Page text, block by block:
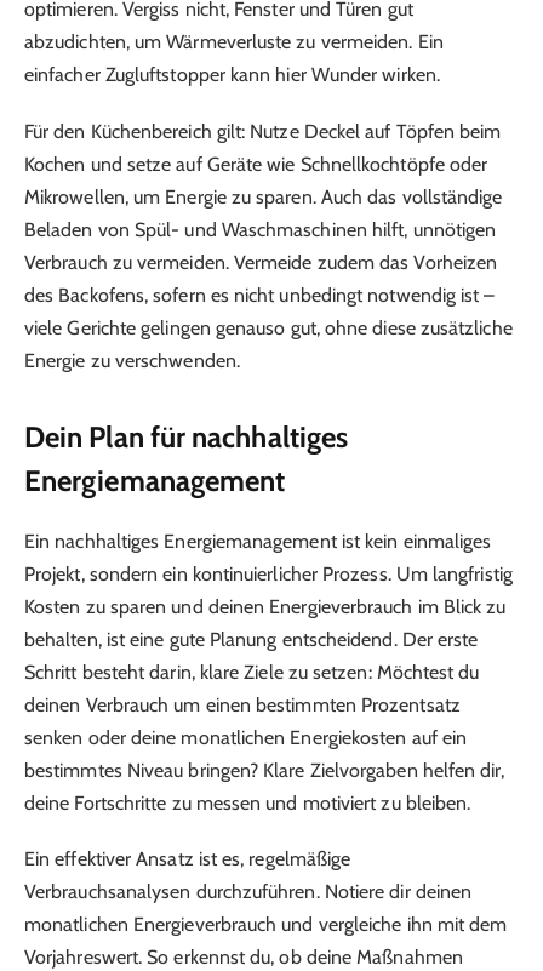
optimieren. Vergiss nicht, Fenster und Türen gut
abzudichten, um Wärmeverluste zu vermeiden. Ein
einfacher Zugluftstopper kann hier Wunder wirken.
Für den Küchenbereich gilt: Nutze Deckel auf Töpfen beim
Kochen und setze auf Geräte wie Schnellkochtöpfe oder
Mikrowellen, um Energie zu sparen. Auch das vollständige
Beladen von Spül- und Waschmaschinen hilft, unnötigen
Verbrauch zu vermeiden. Vermeide zudem das Vorheizen
des Backofens, sofern es nicht unbedingt notwendig ist –
viele Gerichte gelingen genauso gut, ohne diese zusätzliche
Energie zu verschwenden.
Dein Plan für nachhaltiges
Energiemanagement
Ein nachhaltiges Energiemanagement ist kein einmaliges
Projekt, sondern ein kontinuierlicher Prozess. Um langfristig
Kosten zu sparen und deinen Energieverbrauch im Blick zu
behalten, ist eine gute Planung entscheidend. Der erste
Schritt besteht darin, klare Ziele zu setzen: Möchtest du
deinen Verbrauch um einen bestimmten Prozentsatz
senken oder deine monatlichen Energiekosten auf ein
bestimmtes Niveau bringen? Klare Zielvorgaben helfen dir,
deine Fortschritte zu messen und motiviert zu bleiben.
Ein effektiver Ansatz ist es, regelmäßige
Verbrauchsanalysen durchzuführen. Notiere dir deinen
monatlichen Energieverbrauch und vergleiche ihn mit dem
Vorjahreswert. So erkennst du, ob deine Maßnahmen